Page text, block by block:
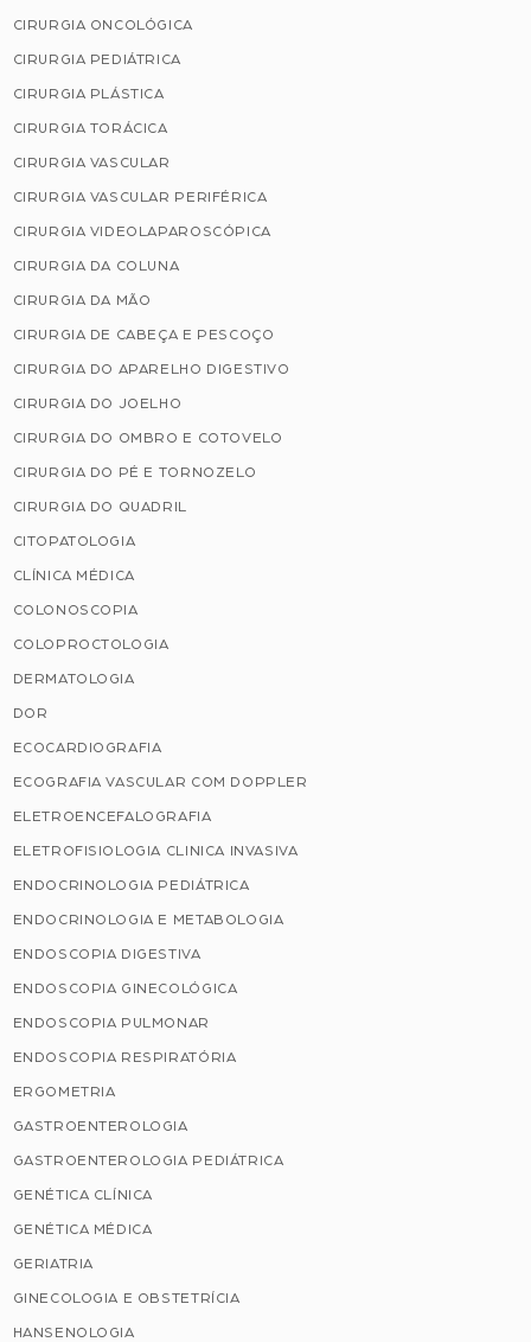
CIRURGIA ONCOLÓGICA
CIRURGIA PEDIÁTRICA
CIRURGIA PLÁSTICA
CIRURGIA TORÁCICA
CIRURGIA VASCULAR
CIRURGIA VASCULAR PERIFÉRICA
CIRURGIA VIDEOLAPAROSCÓPICA
CIRURGIA DA COLUNA
CIRURGIA DA MÃO
CIRURGIA DE CABEÇA E PESCOÇO
CIRURGIA DO APARELHO DIGESTIVO
CIRURGIA DO JOELHO
CIRURGIA DO OMBRO E COTOVELO
CIRURGIA DO PÉ E TORNOZELO
CIRURGIA DO QUADRIL
CITOPATOLOGIA
CLÍNICA MÉDICA
COLONOSCOPIA
COLOPROCTOLOGIA
DERMATOLOGIA
DOR
ECOCARDIOGRAFIA
ECOGRAFIA VASCULAR COM DOPPLER
ELETROENCEFALOGRAFIA
ELETROFISIOLOGIA CLINICA INVASIVA
ENDOCRINOLOGIA PEDIÁTRICA
ENDOCRINOLOGIA E METABOLOGIA
ENDOSCOPIA DIGESTIVA
ENDOSCOPIA GINECOLÓGICA
ENDOSCOPIA PULMONAR
ENDOSCOPIA RESPIRATÓRIA
ERGOMETRIA
GASTROENTEROLOGIA
GASTROENTEROLOGIA PEDIÁTRICA
GENÉTICA CLÍNICA
GENÉTICA MÉDICA
GERIATRIA
GINECOLOGIA E OBSTETRÍCIA
HANSENOLOGIA